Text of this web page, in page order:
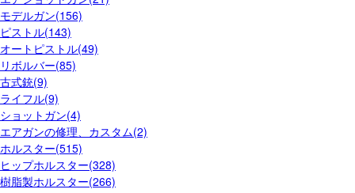
モデルガン(156)
ピストル(143)
オートピストル(49)
リボルバー(85)
古式銃(9)
ライフル(9)
ショットガン(4)
エアガンの修理、カスタム(2)
ホルスター(515)
ヒップホルスター(328)
樹脂製ホルスター(266)